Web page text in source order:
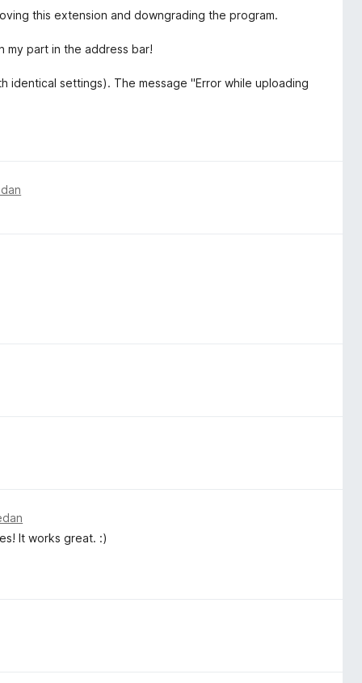
this extension and downgrading the program.
my part in the address bar!
identical settings). The message "Error while uploading
It works great. :)